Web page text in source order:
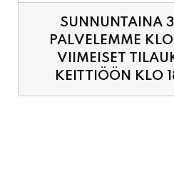
KEITTIÖÖN KLO